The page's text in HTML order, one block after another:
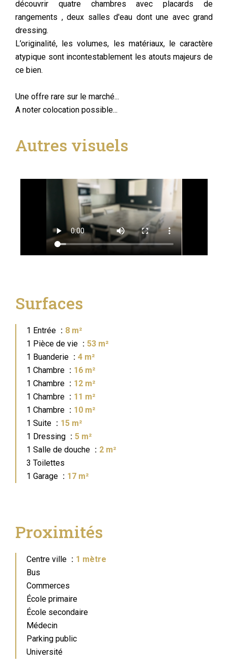
découvrir quatre chambres avec placards de
rangements , deux salles d'eau dont une avec grand
dressing.
L’originalité, les volumes, les matériaux, le caractère
atypique sont incontestablement les atouts majeurs de
ce bien.
Une offre rare sur le marché...
A noter colocation possible...
Autres visuels
Surfaces
1 Entrée
8 m²
1 Pièce de vie
53 m²
1 Buanderie
4 m²
1 Chambre
16 m²
1 Chambre
12 m²
1 Chambre
11 m²
1 Chambre
10 m²
1 Suite
15 m²
1 Dressing
5 m²
1 Salle de douche
2 m²
3 Toilettes
1 Garage
17 m²
Proximités
Centre ville
1 mètre
Bus
Commerces
École primaire
École secondaire
Médecin
Parking public
Université